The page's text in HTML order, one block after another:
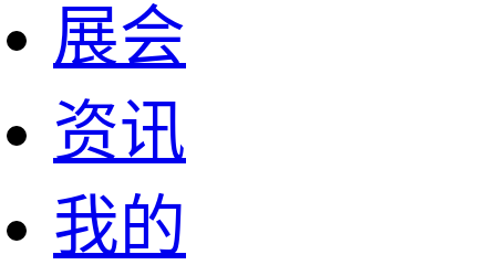
展会
资讯
我的